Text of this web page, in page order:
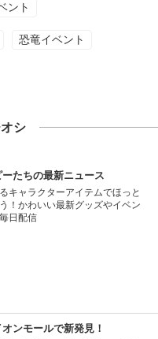
ント
恐竜イベント
シ
ーたちの最新ニュース
キャラクターアイテムでほっと
！かわいい最新グッズやイベン
日配信
ンモールで新発見！